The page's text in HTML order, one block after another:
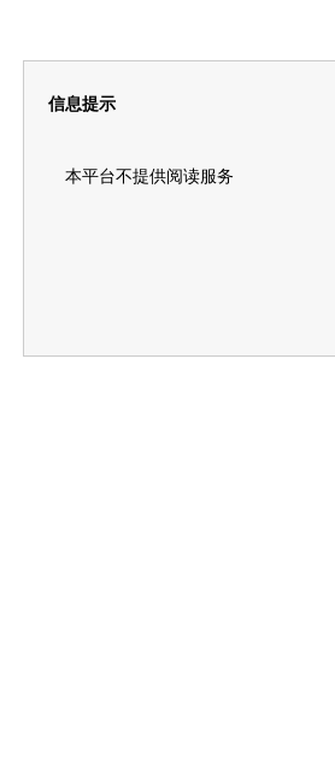
信息提示
本平台不提供阅读服务